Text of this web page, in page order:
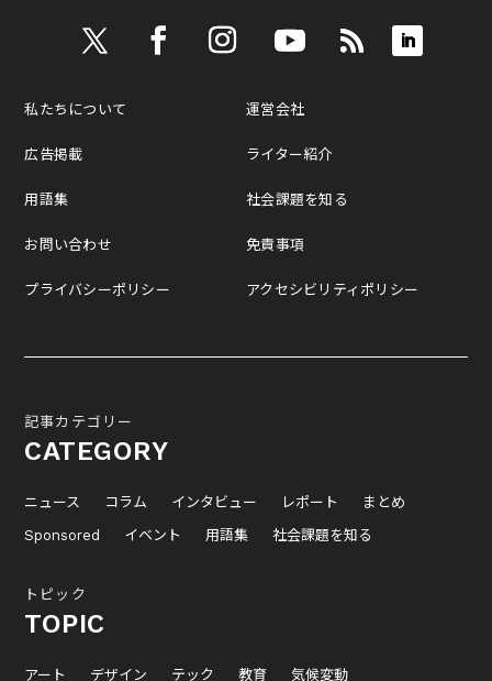
私たちについて
広告掲載
用語集
お問い合わせ
プライバシーポリシー
運営会社
ライター紹介
社会課題を知る
免責事項
アクセシビリティポリシー
記事カテゴリー
CATEGORY
ニュース コラム インタビュー レポート
まとめ
Sponsored
イベント 用語集 社会課題を知る
トピック
TOPIC
アート デザイン テック 教育 気候変動